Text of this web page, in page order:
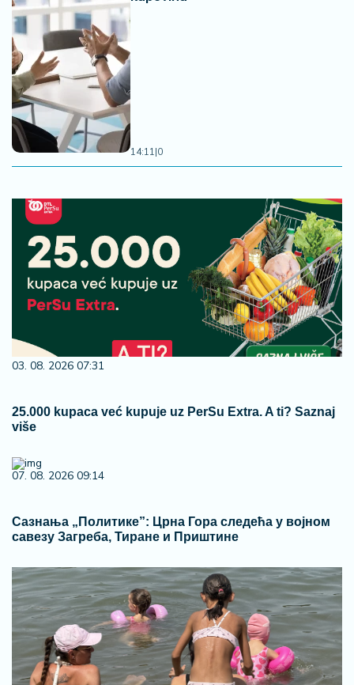
14:11|0
03. 08. 2026 07:31
25.000 kupaca već kupuje uz PerSu Extra. A ti? Saznaj
više
07. 08. 2026 09:14
Сазнања „Политике”: Црна Гора следећа у војном
савезу Загреба, Тиране и Приштине